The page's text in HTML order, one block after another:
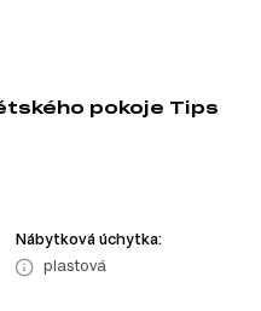
pokoje Tips
Nábytková úchytka:
plastová